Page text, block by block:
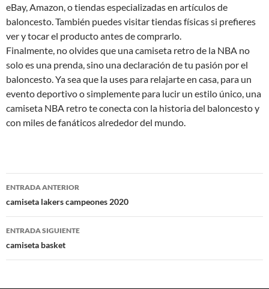
eBay, Amazon, o tiendas especializadas en artículos de
baloncesto. También puedes visitar tiendas físicas si prefieres
ver y tocar el producto antes de comprarlo.
Finalmente, no olvides que una camiseta retro de la NBA no
solo es una prenda, sino una declaración de tu pasión por el
baloncesto. Ya sea que la uses para relajarte en casa, para un
evento deportivo o simplemente para lucir un estilo único, una
camiseta NBA retro te conecta con la historia del baloncesto y
con miles de fanáticos alrededor del mundo.
Navegación
de
entradas
ENTRADA ANTERIOR
camiseta lakers campeones 2020
ENTRADA SIGUIENTE
camiseta basket